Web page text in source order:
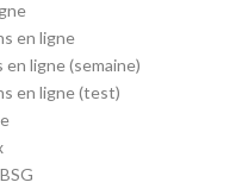
en ligne
ligne (semaine)
en ligne (test)